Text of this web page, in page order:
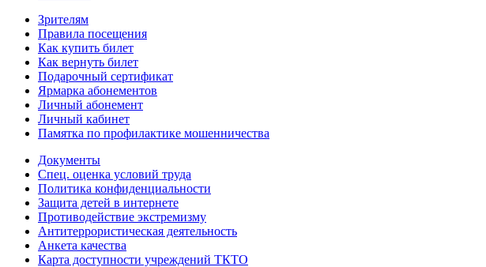
Зрителям
Правила посещения
Как купить билет
Как вернуть билет
Подарочный сертификат
Ярмарка абонементов
Личный абонемент
Личный кабинет
Памятка по профилактике мошенничества
Документы
Спец. оценка условий труда
Политика конфиденциальности
Защита детей в интернете
Противодействие экстремизму
Антитеррористическая деятельность
Анкета качества
Карта доступности учреждений ТКТО